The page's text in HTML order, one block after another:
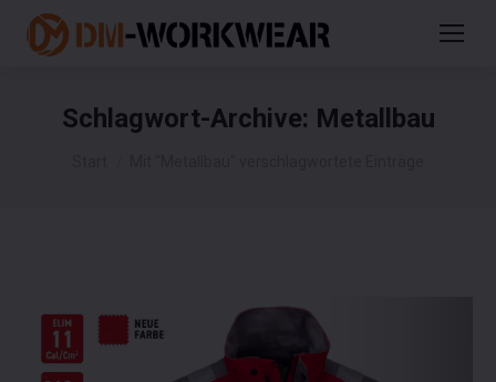
Schlagwort-Archive: Metallbau